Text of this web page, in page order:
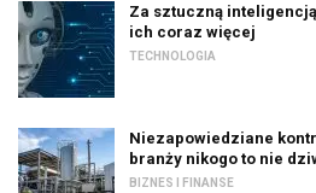
Za sztuczną
ich coraz więcej
TECHNOLOGIA
Niezapowiedziane
branży nikogo to nie
BIZNES I FINANSE